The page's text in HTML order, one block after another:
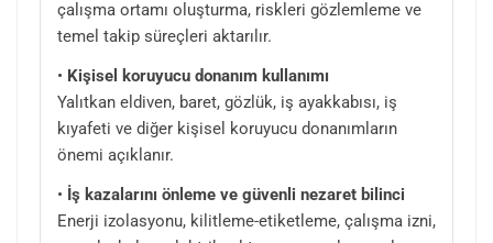
çalışma ortamı oluşturma, riskleri gözlemleme ve
temel takip süreçleri aktarılır.
• Kişisel koruyucu donanım kullanımı
Yalıtkan eldiven, baret, gözlük, iş ayakkabısı, iş
kıyafeti ve diğer kişisel koruyucu donanımların
önemi açıklanır.
• İş kazalarını önleme ve güvenli nezaret bilinci
Enerji izolasyonu, kilitleme-etiketleme, çalışma izni,